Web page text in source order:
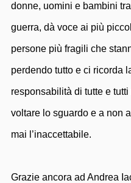
donne, uomini e bambini
guerra, dà voce ai più
persone più fragili che
perdendo tutto e ci ricorda
responsabilità di tutte e tutti
voltare lo sguardo e a non
mai l’inaccettabile.
Grazie ancora ad Andrea